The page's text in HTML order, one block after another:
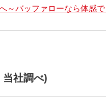
～バッファローなら体感で
社調べ)